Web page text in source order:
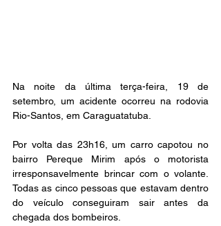
Na noite da última terça-feira, 19 de
setembro, um acidente ocorreu na rodovia
Rio-Santos, em Caraguatatuba.
Por volta das 23h16, um carro capotou no
bairro Pereque Mirim após o motorista
irresponsavelmente brincar com o volante.
Todas as cinco pessoas que estavam dentro
do veículo conseguiram sair antes da
chegada dos bombeiros.